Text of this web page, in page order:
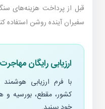
قبل از پرداخت هزینه‌های
سفیران آینده روشن استفاده
ارزیابی رایگان مهاجرت
با فرم ارزیابی
کشور، مقطع، بورسیه و